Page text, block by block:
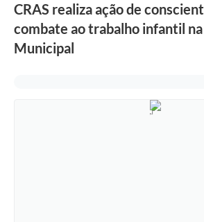
CRAS realiza ação de
combate ao trabalho infantil
Municipal